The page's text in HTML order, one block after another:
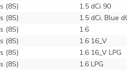
(8S)
1.5 dCi 90
(8S)
1.5 dCi, Blue
(8S)
1.6
(8S)
1.6 16_V
(8S)
1.6 16_V LPG
(8S) 1.6 LPG